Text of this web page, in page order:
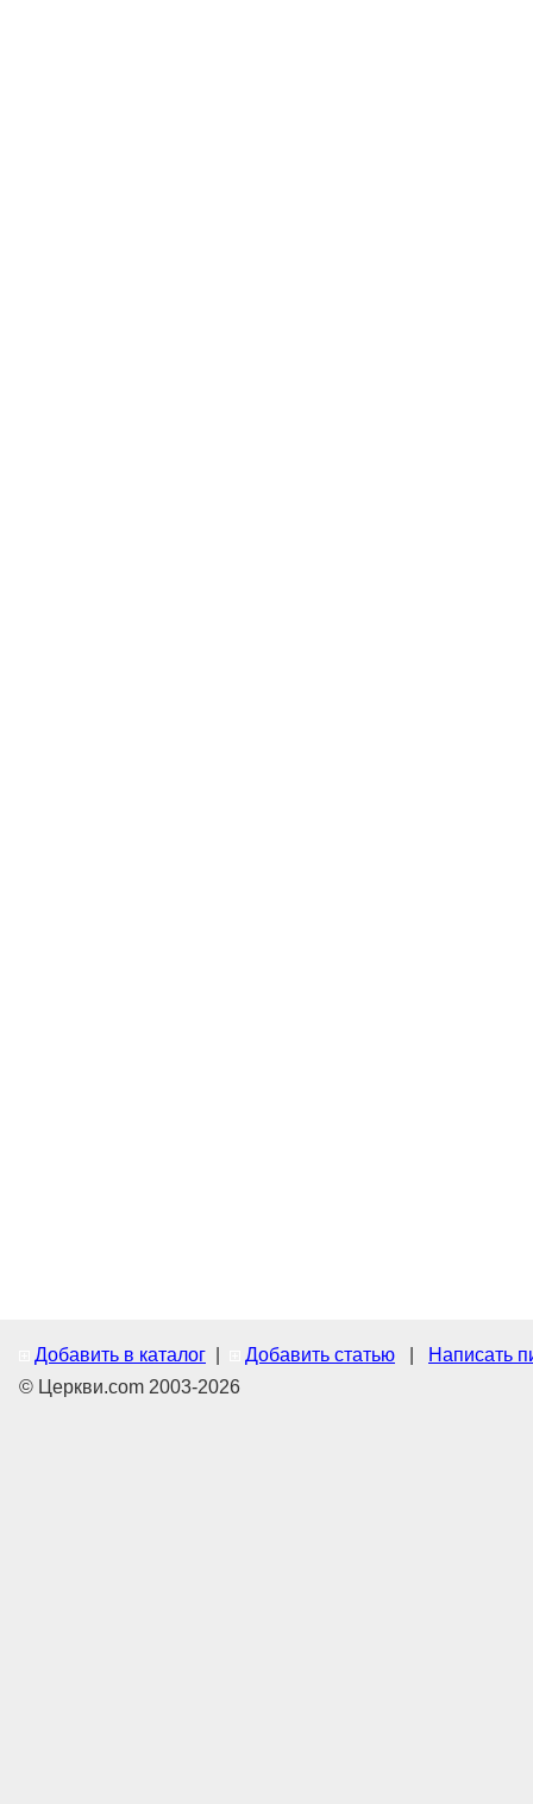
Добавить в каталог Добавить статью
Написать
© Церкви.com 2003-2026